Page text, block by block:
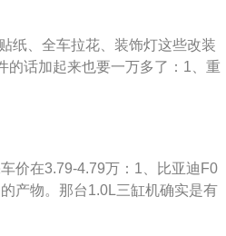
。所以今天就要重点介绍一下关
这款车的颜值表现中，整体感觉
端的盖板当中，选择的手法是很
整体的感觉往轿跑的气质表现中
，前端以向前倾斜的设计手法，
中间银色饰板，贯穿式的手法，
果展示中，会感觉比正面要更加
一下子提升了汽车的辨识度，观
车身表达修长又具有锐利感，整
纸、全车拉花、装饰灯这些改装
的话加起来也要一万多了：1、重
未按照规定喷涂放大的牌号或者
部防护装置、粘贴车身反光标识
验的，改变车身颜色、更换发动
时限办理变更登记的；4、机动
第十八条规定的时限办理转移登
，机动车挡案转出登记地车辆
价在3.79-4.79万：1、比亚迪F0
产物。那台1.0L三缸机确实是有
。另有AMT款序列变速箱可选；